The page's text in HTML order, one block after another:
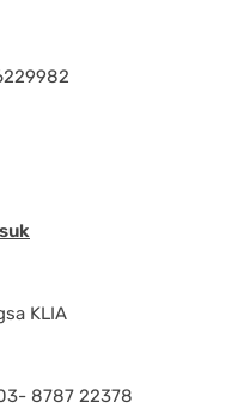
KLIA
8787 22378